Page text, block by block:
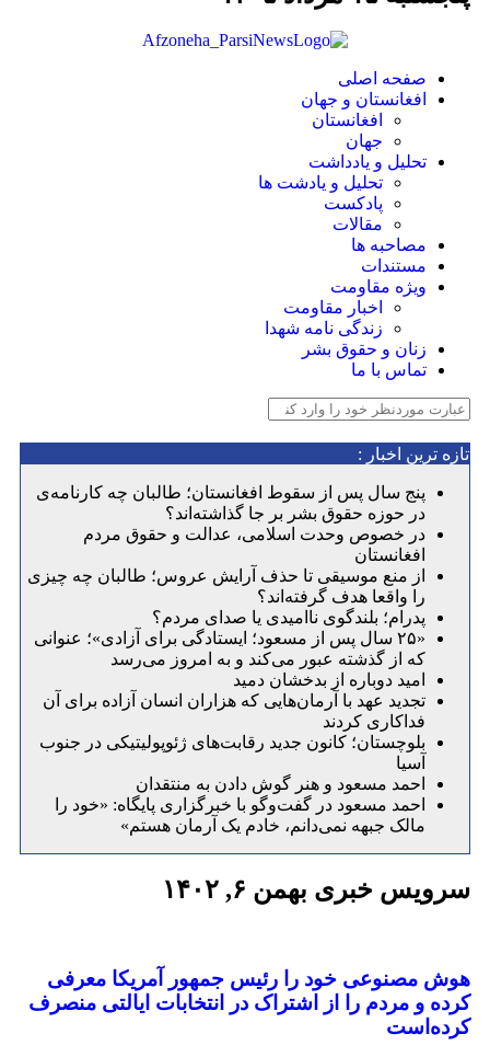
صفحه اصلی
افغانستان و جهان
افغانستان
جهان
تحلیل و یادداشت
تحلیل و یادشت ها
پادکست
مقالات
مصاحبه ها
مستندات
ویژه مقاومت
اخبار مقاومت
زندگی نامه شهدا
زنان و حقوق بشر
تماس با ما
ترین اخبار :
پنج سال پس از سقوط افغانستان؛ طالبان چه کارنامه‌ی
در حوزه حقوق بشر بر جا گذاشته‌اند؟
در خصوص وحدت اسلامی، عدالت و حقوق مردم
افغانستان
از منع موسیقی تا حذف آرایش عروس؛ طالبان چه چیزی
را واقعا هدف گرفته‌اند؟
پدرام؛ بلندگوی ناامیدی یا صدای مردم؟
«۲۵ سال پس از مسعود؛ ایستادگی برای آزادی»؛ عنوانی
که از گذشته عبور می‌کند و به امروز می‌رسد
امید دوباره از بدخشان دمید
تجدید عهد با آرمان‌هایی که هزاران انسان آزاده برای آن
فداکاری کردند
بلوچستان؛ کانون جدید رقابت‌های ژئوپولیتیکی در جنوب
احمد مسعود و هنر گوش دادن به منتقدان
احمد مسعود در گفت‌وگو با خبرگزاری پایگاه: «خود را
مالک جبهه نمی‌دانم، خادم یک آرمان هستم»
خبری بهمن ۶, ۱۴۰۲
مصنوعی خود را رئیس جمهور آمریکا معرفی
و مردم را از اشتراک در انتخابات ایالتی منصرف